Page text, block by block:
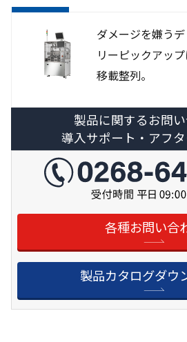
ダメージを嫌う
リーピックアッ
移載整列。
製品に関するお問い
導入サポート・アフ
各種お問い合
製品カタログダウ